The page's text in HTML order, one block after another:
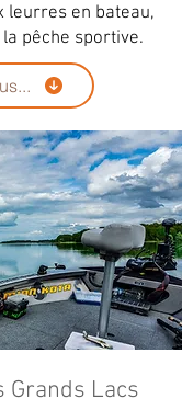
leurres en bateau,
pêche sportive.
Lacs